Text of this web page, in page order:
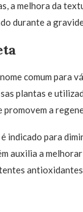
a melhora da
durante a
comum para
plantas e
promovem a
é indicado para
auxilia a